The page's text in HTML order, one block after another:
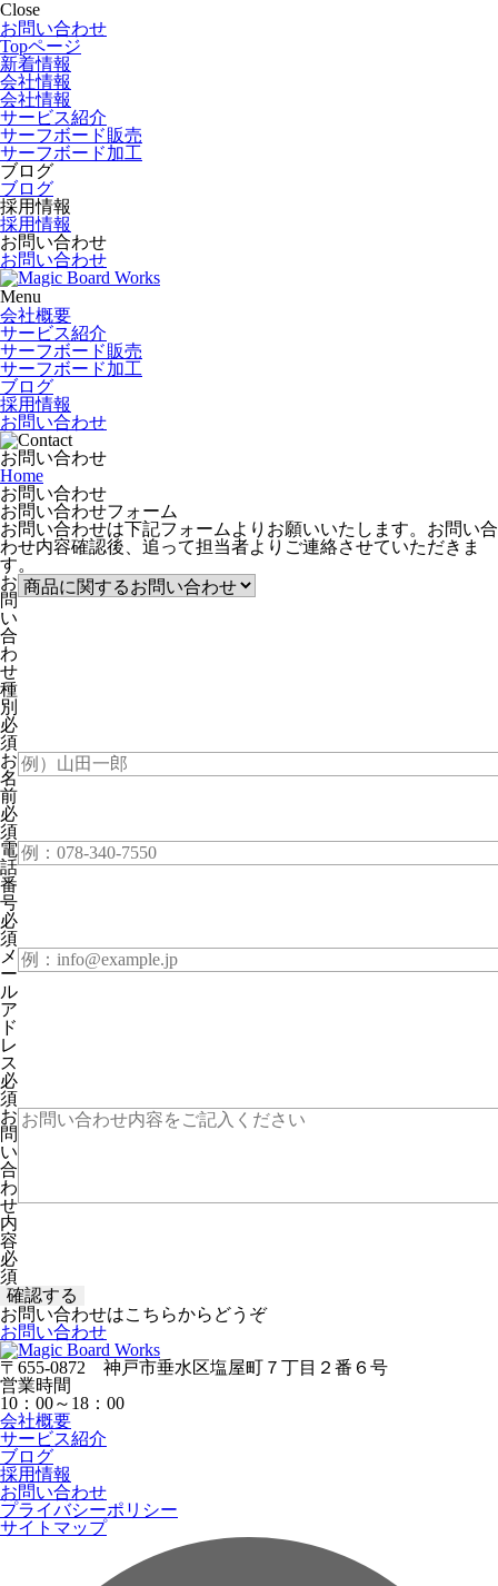
Close
お問い合わせ
Topページ
新着情報
会社情報
会社情報
サービス紹介
サーフボード販売
サーフボード加工
ブログ
ブログ
採用情報
採用情報
お問い合わせ
お問い合わせ
Menu
会社概要
サービス紹介
サーフボード販売
サーフボード加工
ブログ
採用情報
お問い合わせ
お問い合わせ
Home
お問い合わせ
お問い合わせフォーム
お問い合わせは下記フォームよりお願いいたします。お問い合
わせ内容確認後、追って担当者よりご連絡させていただきま
す。
お
問
い
合
わ
せ
種
別
必
須
お
名
前
必
須
電
話
番
号
必
須
メ
ー
ル
ア
ド
レ
ス
必
須
お
問
い
合
わ
せ
内
容
必
須
お問い合わせはこちらからどうぞ
お問い合わせ
〒655-0872 神戸市垂水区塩屋町７丁目２番６号
営業時間
10：00～18：00
会社概要
サービス紹介
ブログ
採用情報
お問い合わせ
プライバシーポリシー
サイトマップ